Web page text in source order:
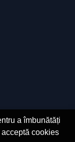
a îmbunătăți
cookies